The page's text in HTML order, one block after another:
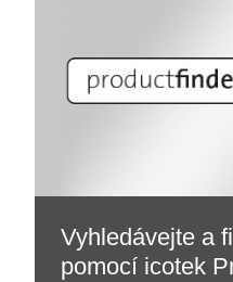
Vyhledávejte a
pomocí icotek